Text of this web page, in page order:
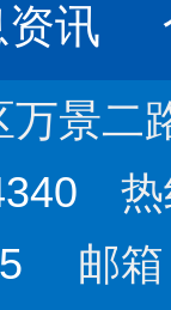
讯
景二
热
邮箱